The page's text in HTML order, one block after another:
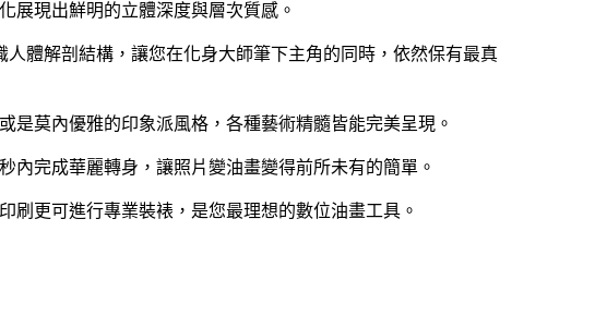
展現出鮮明的立體深度與層次質感。
體解剖結構，讓您在化身大師筆下主角的同時，依然保有最真
是莫內優雅的印象派風格，各種藝術精髓皆能完美呈現。
內完成華麗轉身，讓照片變油畫變得前所未有的簡單。
刷更可進行專業裝裱，是您最理想的數位油畫工具。